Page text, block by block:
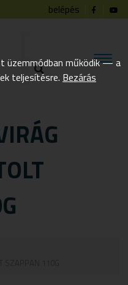
belépés
üzemmódban működik — a
teljesítésre. Bezárás